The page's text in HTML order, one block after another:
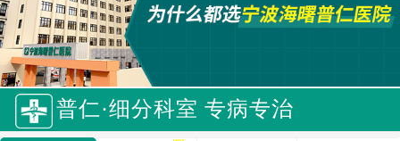
普仁·细分科室 专病专治